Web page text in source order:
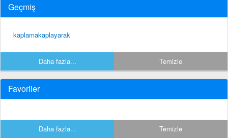
Geçmiş
kaplamakaplayarak
Daha fazla... Temizle
Favoriler
Daha fazla... Temizle